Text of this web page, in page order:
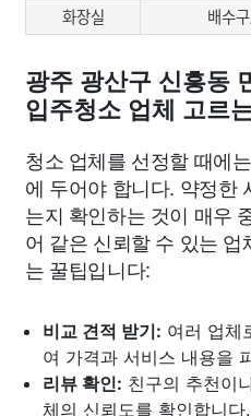
화장실
배수
광주 광산구 신흥동
입주청소 업체 고르
청소 업체를 선정할 때에
에 두어야 합니다. 약정한
는지 확인하는 것이 매우
어 같은 신뢰할 수 있는
는 꿀팁입니다:
비교 견적 받기: 여러 업체
여 가격과 서비스 내용을
리뷰 확인: 친구의 추천이
체의 신뢰도를 확인합니다.